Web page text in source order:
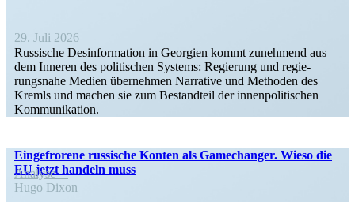
29. Juli 2026
Russische Desin­for­mation in Georgien kommt zunehmend aus
dem Inneren des politi­schen Systems: Regierung und regie­
rungsnahe Medien übernehmen Narrative und Methoden des
Kremls und machen sie zum Bestandteil der innen­po­li­ti­schen
Kommunikation.
Ein­ge­fro­rene rus­si­sche Konten als Game­ch­an­ger. Wieso die
EU jetzt handeln muss
Analyse
Hugo Dixon